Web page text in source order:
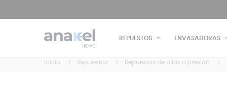
REPUESTOS ENVASADORAS
Inicio Repuestos Repuestos de ollas a presión